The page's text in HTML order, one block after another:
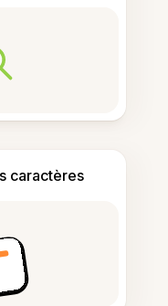
caractères